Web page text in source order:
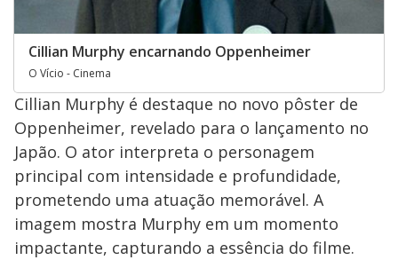
Cillian Murphy encarnando Oppenheimer
O Vício - Cinema
Cillian Murphy é destaque no novo pôster de
Oppenheimer, revelado para o lançamento no
Japão. O ator interpreta o personagem
principal com intensidade e profundidade,
prometendo uma atuação memorável. A
imagem mostra Murphy em um momento
impactante, capturando a essência do filme.